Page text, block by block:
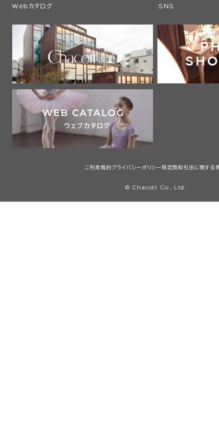
Webカタログ SNS
ご利用規約プライバシーポリシー 特定商取引法に関する
© Chacott Co., Ltd.